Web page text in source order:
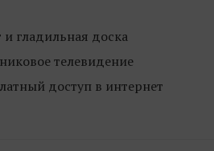
гладильная доска
телевидение
доступ в интернет